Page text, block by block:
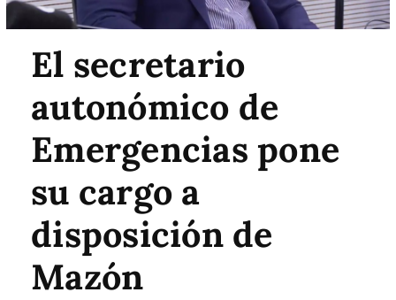
El secretario
autonómico de
Emergencias pone
su cargo a
disposición de
Mazón